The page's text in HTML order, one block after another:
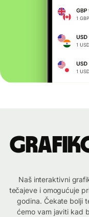
Naš interaktivni
tečajeve i omogućuje
godina. Čekate bolji
ćemo vam javiti kad